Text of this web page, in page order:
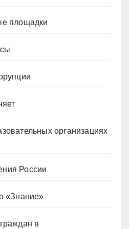
площадки
организациях
России
«Знание»
в